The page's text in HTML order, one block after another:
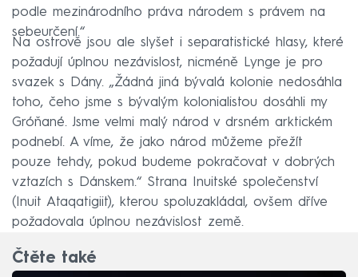
podle mezinárodního práva národem s právem na
sebeurčení.“
Na ostrově jsou ale slyšet i separatistické hlasy, které
požadují úplnou nezávislost, nicméně Lynge je pro
svazek s Dány. „Žádná jiná bývalá kolonie nedosáhla
toho, čeho jsme s bývalým kolonialistou dosáhli my
Gróňané. Jsme velmi malý národ v drsném arktickém
podnebí. A víme, že jako národ můžeme přežít
pouze tehdy, pokud budeme pokračovat v dobrých
vztazích s Dánskem.“ Strana Inuitské společenství
(Inuit Ataqatigiit), kterou spoluzakládal, ovšem dříve
požadovala úplnou nezávislost země.
Čtěte také